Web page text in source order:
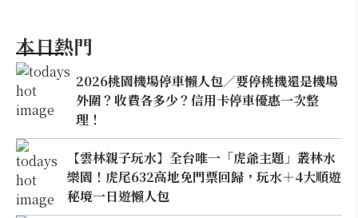
本日熱門
2026桃園機場停車懶人包／要停桃機還是機場
外圍？收費各多少？信用卡停車優惠一次整
理！
【雲林親子玩水】全台唯一「虎爺主題」叢林水
樂園！虎尾632高地免門票回歸，玩水＋4大順遊
秘境一日遊懶人包